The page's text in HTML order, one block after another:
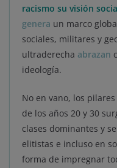
racismo su visión
genera un marco
sociales, militares y
ultraderecha abrazan
ideología.
No en vano, los
de los años 20 y 30
clases dominantes y
elitistas e incluso en
forma de impregnar